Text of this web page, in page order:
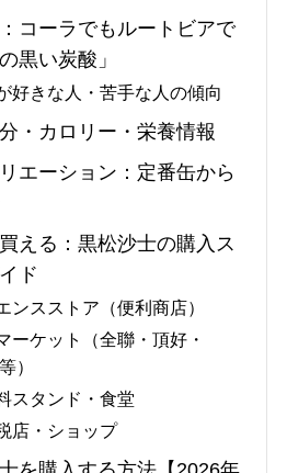
コーラでもルートビアで
黒い炭酸」
好きな人・苦手な人の傾向
・カロリー・栄養情報
エーション：定番缶から
える：黒松沙士の購入ス
ド
ンスストア（便利商店）
ーケット（全聯・頂好・
）
スタンド・食堂
店・ショップ